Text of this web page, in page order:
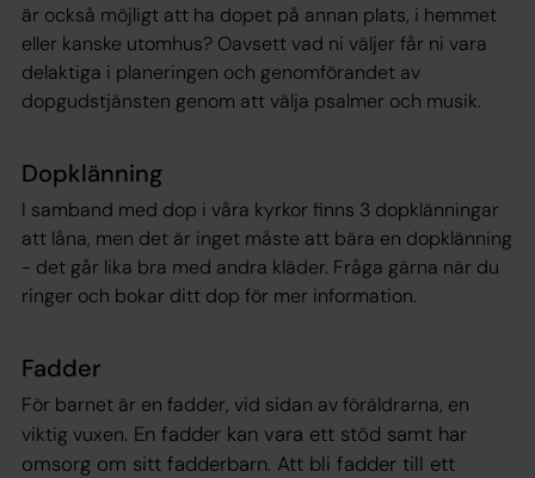
är också möjligt att ha dopet på annan plats, i hemmet
eller kanske utomhus? Oavsett vad ni väljer får ni vara
delaktiga i planeringen och genomförandet av
dopgudstjänsten genom att välja psalmer och musik.
Dopklänning
I samband med dop i våra kyrkor finns 3 dopklänningar
att låna, men det är inget måste att bära en dopklänning
- det går lika bra med andra kläder. Fråga gärna när du
ringer och bokar ditt dop för mer information.
Fadder
För barnet är en fadder, vid sidan av föräldrarna, en
viktig vuxen. En fadder kan vara ett stöd samt har
omsorg om sitt fadderbarn. Att bli fadder till ett